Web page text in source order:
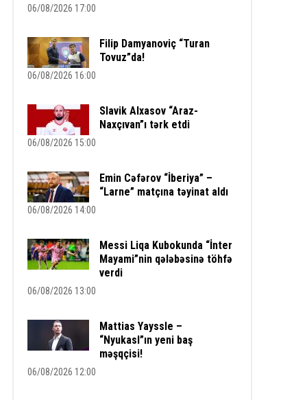
06/08/2026 17:00
Filip Damyanoviç “Turan
Tovuz”da!
06/08/2026 16:00
Slavik Alxasov “Araz-
Naxçıvan”ı tərk etdi
06/08/2026 15:00
Emin Cəfərov “İberiya” –
“Larne” matçına təyinat aldı
06/08/2026 14:00
Messi Liqa Kubokunda “İnter
Mayami”nin qələbəsinə töhfə
verdi
06/08/2026 13:00
Mattias Yayssle –
“Nyukasl”ın yeni baş
məşqçisi!
06/08/2026 12:00